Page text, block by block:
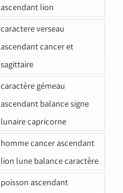
ascendant lion
caractere verseau
ascendant cancer et
sagittaire
caractère gémeau
ascendant balance signe
lunaire capricorne
homme cancer ascendant
lion lune balance caractère
poisson ascendant